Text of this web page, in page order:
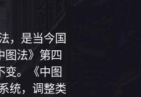
，是当今国
图法》第四
变。《中图
统，调整类